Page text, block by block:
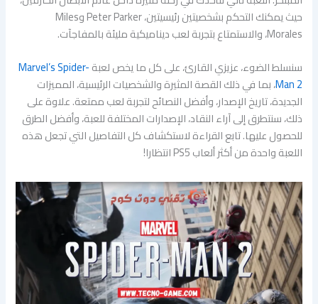
حيث يمكنك التحكم بشخصيتين رئيسيتين، Peter Parker وMiles
Morales، والاستمتاع بتجربة لعب ديناميكية مليئة بالمفاجآت.
سنسلط الضوء، عزيزي القارئ، على كل ما يخص لعبةMarvel’s Spider-
Man 2، بما في ذلك القصة المثيرة والشخصيات الرئيسية، المميزات
الجديدة، تاريخ الإصدار، وأفضل النصائح لتجربة لعب ممتعة. علاوة على
ذلك، سنتطرق إلى آراء النقاد، الإصدارات المختلفة للعبة، وأفضل الطرق
للحصول عليها. تابع القراءة لاستكشاف كل التفاصيل التي تجعل هذه
اللعبة واحدة من أكثر ألعاب PS5 انتظارا!